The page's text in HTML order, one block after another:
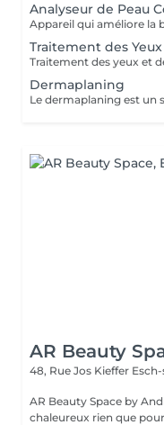
Analyseur de Peau
Traitement des
Dermaplaning
AR Beauty
48, Rue Jos Kieffer
AR Beauty Space by Andreia Un petit cocon cozy,
chaleureux rien que